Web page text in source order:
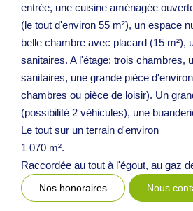
entrée, une cuisine aménagée
(le tout d'environ 55 m²), un espace
belle chambre avec placard (15 m²),
sanitaires. A l'étage: trois chambres,
sanitaires, une grande pièce
chambres ou pièce de loisir). Un
(possibilité 2 véhicules), une
Le tout sur un terrain d'environ
1 070 m².
Raccordée au tout à l'égout, au gaz
Nos honoraires Nous